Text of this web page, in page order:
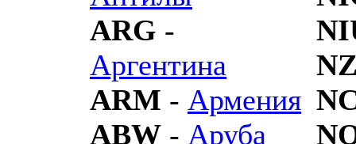
ARG -
Аргентина
ARM - Армения
ABW - Аруба